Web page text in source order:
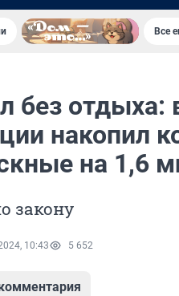
Все
без отдыха:
накопил
на 1,6
закону
10:43 5 652